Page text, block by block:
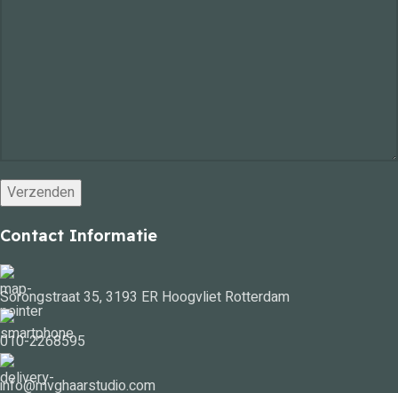
Contact Informatie
Sorongstraat 35, 3193 ER Hoogvliet Rotterdam
010-2268595
info@mvghaarstudio.com